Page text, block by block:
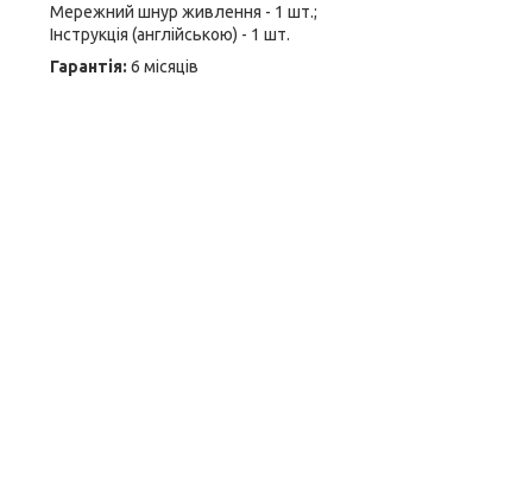
Мережний шнур живлення - 1 шт.;
Інструкція (англійською) - 1 шт.
Гарантія: 6 місяців